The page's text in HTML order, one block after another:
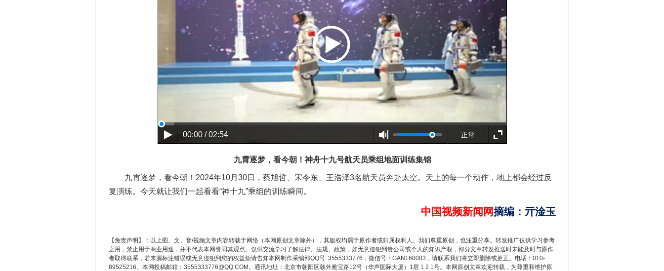
00:00 / 02:54 正常
九霄逐梦，看今朝！神舟十九号航天员乘组地面训练集锦
九霄逐梦，看今朝！2024年10月30日，蔡旭哲、宋令东、王浩泽3名航天员奔赴太空。天上的每一个动作，地上都会经过反
复演练。今天就让我们一起看看“神十九”乘组的训练瞬间。
中国视频新闻网摘编 ： 亓淦玉
【免责声明】：以上图、文、音/视频文章内容转载于网络（本网原创文章除外），其版权均属于原作者或归属权利人。我们尊重原创，也注重分享。转发推广仅供学习参考
之用，禁止用于商业用途，并不代表本网赞同其观点。仅供交流学习了解法律、法规、政策，如无意侵犯到贵公司或个人的知识产权，部分文章转发推送时未能及时与原作
者取得联系，若来源标注错误或无意侵犯到您的权益烦请告知本网制作采编部QQ号: 3555333776，微信号：GAN160003，请联系我们将立即删除或更正。电话：010-
89525216。本网投稿邮箱：3555333776@QQ.COM。通讯地址：北京市朝阳区朝外雅宝路12号（华声国际大厦）1层 1 2 1号。本网原创文章欢迎转载，为尊重和维护原
在谋一域中谋全局
今年投资意愿榜揭晓 新中国诞生的见证
习近平的博鳌关键词
魏明亮严重违纪违法案透视
千亩耕地变“别墅”